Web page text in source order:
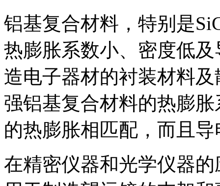
铝基复合材料，特别是
热膨胀系数小、密度低
造电子器材的衬装材料
强铝基复合材料的热膨
的热膨胀相匹配，而且
在精密仪器和光学仪器